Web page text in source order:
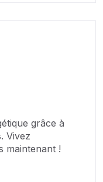
grâce à
Vivez
maintenant !